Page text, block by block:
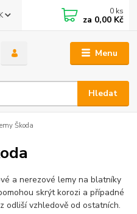
Menu
Hledat
0 ks
za 0,00 Kč
Škoda
a nerezové lemy na blatníky
skrýt korozi a případné
odliší vzhledově od ostatních.